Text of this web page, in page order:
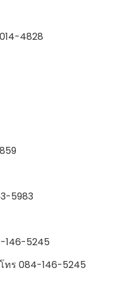
4828
5983
146-5245
โทร 084-146-5245